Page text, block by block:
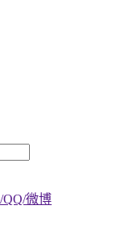
微博